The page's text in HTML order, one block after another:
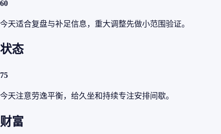
60
今天适合复盘与补足信息，重大调整先做小范围验证。
状态
75
今天注意劳逸平衡，给久坐和持续专注安排间歇。
财富